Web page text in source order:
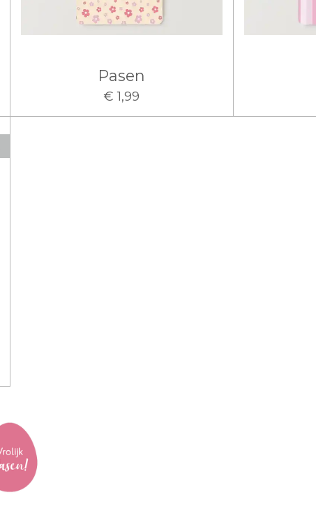
Pasen
€ 1,99